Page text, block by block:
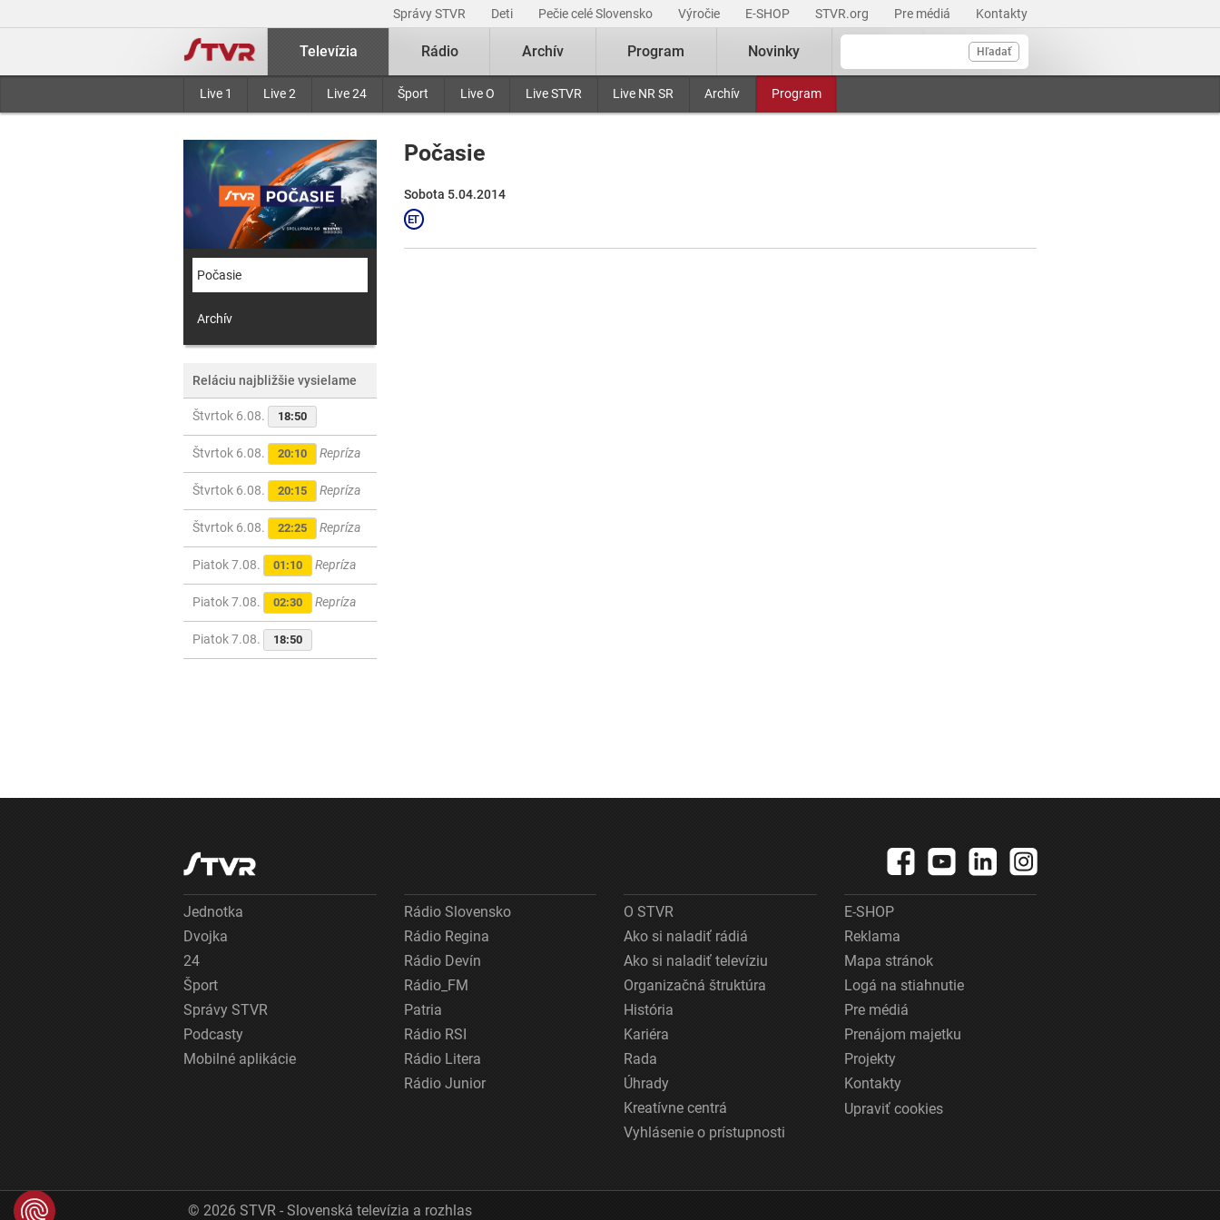
Správy STVR Deti Pečie celé Slovensko Výročie E-SHOP STVR.org Pre médiá Kontakty
Hľadať
Televízia
Live 1 Live 2 Live 24 Šport Live O Live STVR Live NR SR Archív Program
Rádio Archív Program Novinky
Počasie
Archív
Reláciu najbližšie vysielame
Štvrtok 6.08. 18:50
Štvrtok 6.08. 20:10 Repríza
Štvrtok 6.08. 20:15 Repríza
Štvrtok 6.08. 22:25 Repríza
Piatok 7.08. 01:10 Repríza
Piatok 7.08. 02:30 Repríza
Piatok 7.08. 18:50
Počasie
Sobota 5.04.2014
Jednotka
Dvojka
24
Šport
Správy STVR
Podcasty
Mobilné aplikácie
Rádio Slovensko
Rádio Regina
Rádio Devín
Rádio_FM
Patria
Rádio RSI
Rádio Litera
Rádio Junior
O STVR
Ako si naladiť rádiá
Ako si naladiť televíziu
Organizačná štruktúra
História
Kariéra
Rada
Úhrady
Kreatívne centrá
Vyhlásenie o prístupnosti
E-SHOP
Reklama
Mapa stránok
Logá na stiahnutie
Pre médiá
Prenájom majetku
Projekty
Kontakty
Upraviť cookies
© 2026 STVR - Slovenská televízia a rozhlas